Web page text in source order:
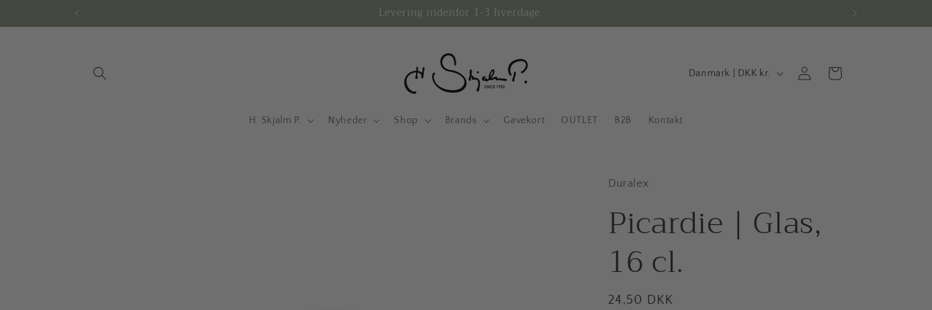
Levering indenfor 1-3 hverdage
H. Skjalm P. Nyheder Shop Brands Gavekort OUTLET B2B Kontakt
L
n
m
r
d
Danmark | DKK kr.
ind
Indkøbskurv
Duralex
Picardie | Glas,
16 cl.
Normalpris
24,50 DKK